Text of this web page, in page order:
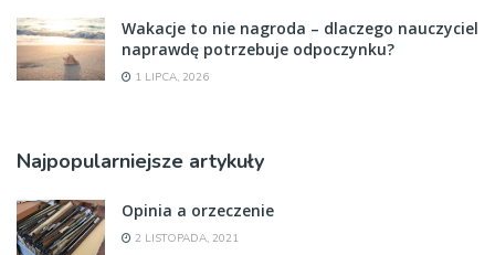
Wakacje to nie nagroda – dlaczego nauczyciel
naprawdę potrzebuje odpoczynku?
1 LIPCA, 2026
Najpopularniejsze artykuły
Opinia a orzeczenie
2 LISTOPADA, 2021